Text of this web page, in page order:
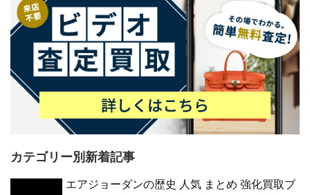
カテゴリー別新着記事
エアジョーダンの歴史 人気 まとめ 強化買取ブ